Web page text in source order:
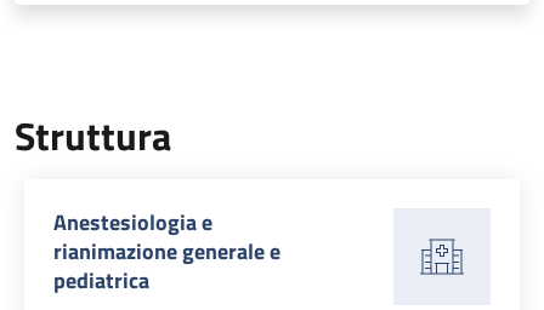
Struttura
Anestesiologia e
rianimazione generale e
pediatrica